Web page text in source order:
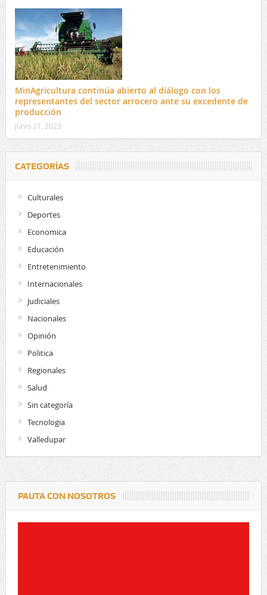
MinAgricultura continúa abierto al diálogo con los
representantes del sector arrocero ante su excedente de
producción
junio 21, 2023
CATEGORÍAS
Culturales
Deportes
Economica
Educación
Entretenimiento
Internacionales
Judiciales
Nacionales
Opinión
Politica
Regionales
Salud
Sin categoría
Tecnologia
Valledupar
PAUTA CON NOSOTROS